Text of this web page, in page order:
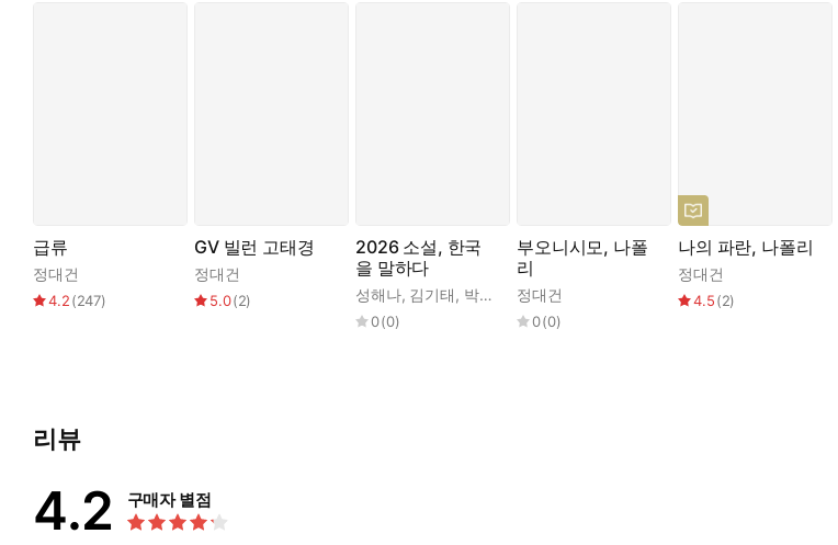
급류
정대건
4.2(247)
GV 빌런 고태경
정대건
5.0(2)
2026 소설, 한국
을 말하다
성해나, 김기태, 박연준 박민정 ,하성란,
0(0)
부오니시모, 나폴
리
정대건
0(0)
나의 파란, 나폴리
정대건
4.5(2)
리뷰
4.2 구매자 별점